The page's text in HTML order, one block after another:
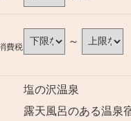
費税
～
塩の沢温泉
露天風呂のある温泉